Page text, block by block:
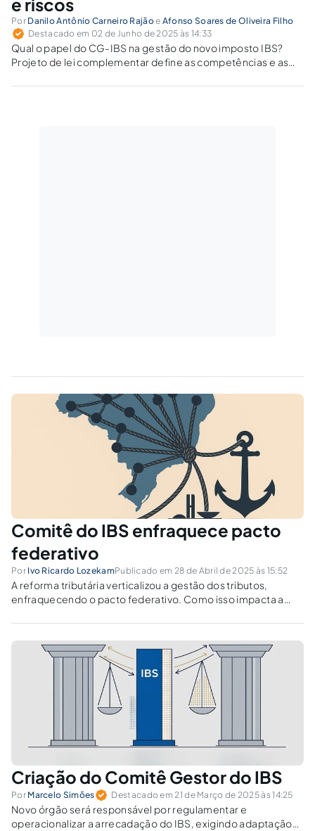
Por Danilo Antônio Carneiro Rajãoe Afonso Soares de Oliveira Filho
Destacado em 02 de Junho de 2025 às 14:33
Qual o papel do CG-IBS na gestão do novo imposto IBS?
Projeto de lei complementar define as competências e as
violações ao pacto federativo.
Comitê do IBS enfraquece pacto
federativo
Por Ivo Ricardo LozekamPublicado em 28 de Abril de 2025 às 15:52
A reforma tributária verticalizou a gestão dos tributos,
enfraquecendo o pacto federativo. Como isso impacta a
Criação do Comitê Gestor do IBS
Por Marcelo Simões Destacado em 21 de Março de 2025 às 14:25
Novo órgão será responsável por regulamentar e
operacionalizar a arrecadação do IBS, exigindo adaptação